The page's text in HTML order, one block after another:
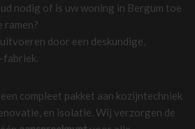
nodig of is uw woning in Bergum toe
ramen?
door een deskundige,
fabriek.
compleet pakket aan kozijntechniek
en isolatie. Wij verzorgen de